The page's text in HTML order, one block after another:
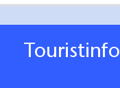
Touristinfo